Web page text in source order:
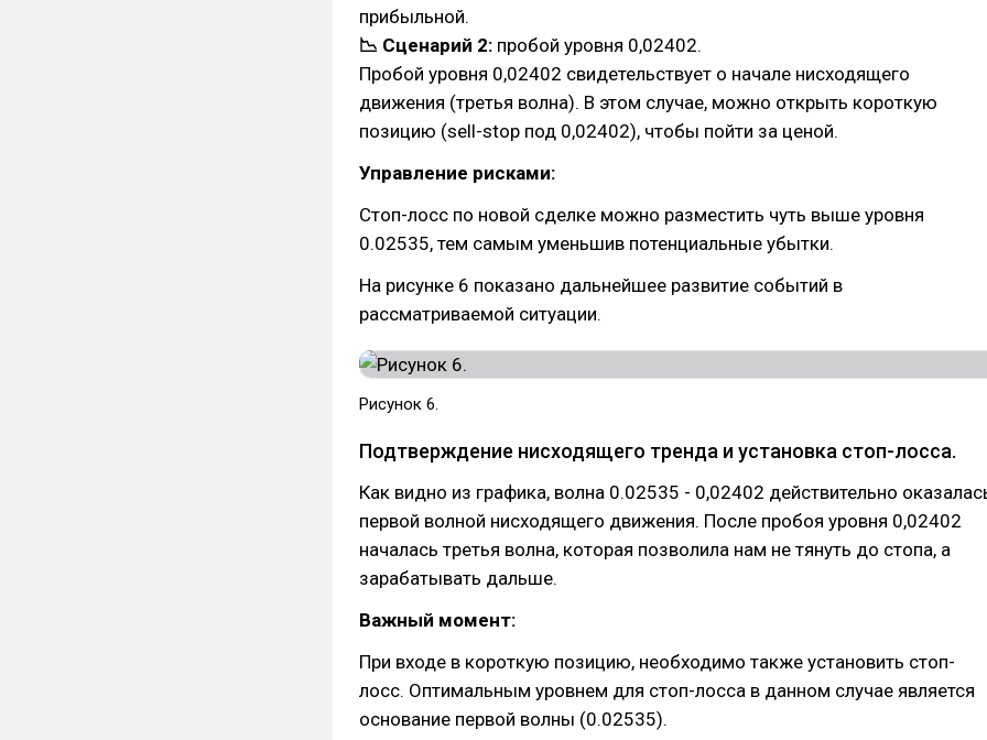
прибыльной.
📉 Сценарий 2: пробой уровня 0,02402.
Пробой уровня 0,02402 свидетельствует о начале нисходящего
движения (третья волна). В этом случае, можно открыть короткую
позицию (sell-stop под 0,02402), чтобы пойти за ценой.
Управление рисками:
Стоп-лосс по новой сделке можно разместить чуть выше уровня
0.02535, тем самым уменьшив потенциальные убытки.
На рисунке 6 показано дальнейшее развитие событий в
рассматриваемой ситуации.
Рисунок 6.
Подтверждение нисходящего тренда и установка стоп-лосса.
Как видно из графика, волна 0.02535 - 0,02402 действительно
первой волной нисходящего движения. После пробоя уровня 0,02402
началась третья волна, которая позволила нам не тянуть до стопа, а
зарабатывать дальше.
Важный момент:
При входе в короткую позицию, необходимо также установить стоп-
лосс. Оптимальным уровнем для стоп-лосса в данном случае является
основание первой волны (0.02535).